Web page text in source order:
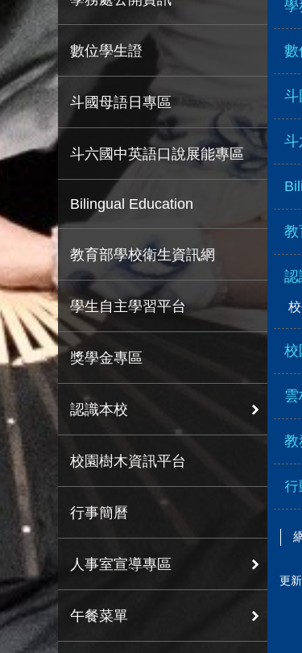
數位學生證
斗國母語日專區
斗六國中英語口說展能專區
Bilingual Education
教育部學校衛生資訊網
學生自主學習平台
獎學金專區
認識本校
校園樹木資訊平台
行事簡曆
人事室宣導專區
午餐菜單
學
數
斗
斗
教
認
校
教
行
更